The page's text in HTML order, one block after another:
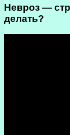
Невроз —
делать?